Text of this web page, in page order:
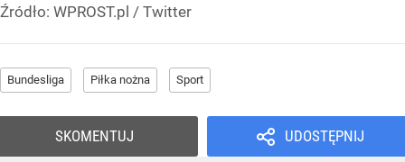
Źródło: WPROST.pl / Twitter
Bundesliga Piłka nożna Sport
UDOSTĘPNIJ
SKOMENTUJ